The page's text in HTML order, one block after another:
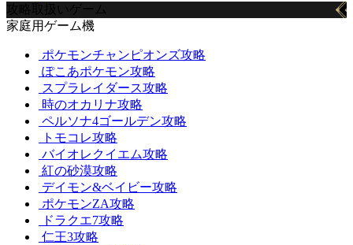
攻略取扱いゲーム
家庭用ゲーム機
ポケモンチャンピオンズ攻略
ぽこあポケモン攻略
スプラレイダース攻略
時のオカリナ攻略
ペルソナ4ゴールデン攻略
トモコレ攻略
バイオレクイエム攻略
紅の砂漠攻略
デイモン&ベイビー攻略
ポケモンZA攻略
ドラクエ7攻略
仁王3攻略